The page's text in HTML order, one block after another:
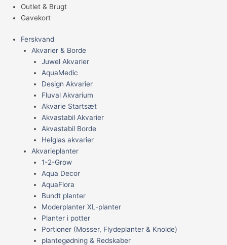
Outlet & Brugt
Gavekort
Ferskvand
Akvarier & Borde
Juwel Akvarier
AquaMedic
Design Akvarier
Fluval Akvarium
Akvarie Startsæt
Akvastabil Akvarier
Akvastabil Borde
Helglas akvarier
Akvarieplanter
1-2-Grow
Aqua Decor
AquaFlora
Bundt planter
Moderplanter XL-planter
Planter i potter
Portioner (Mosser, Flydeplanter & Knolde)
plantegødning & Redskaber